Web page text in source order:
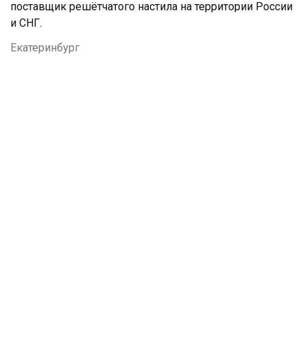
поставщик решётчатого настила на территории России
и СНГ.
Екатеринбург